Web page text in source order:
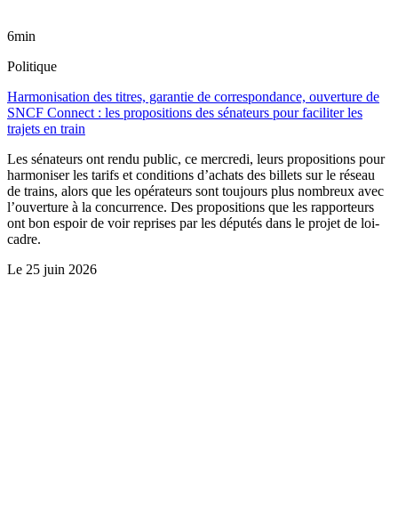
6min
Politique
Harmonisation des titres, garantie de correspondance, ouverture de
SNCF Connect : les propositions des sénateurs pour faciliter les
trajets en train
Les sénateurs ont rendu public, ce mercredi, leurs propositions pour
harmoniser les tarifs et conditions d’achats des billets sur le réseau
de trains, alors que les opérateurs sont toujours plus nombreux avec
l’ouverture à la concurrence. Des propositions que les rapporteurs
ont bon espoir de voir reprises par les députés dans le projet de loi-
cadre.
Le 25 juin 2026